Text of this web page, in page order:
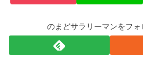
のまどサラリーマンをフォ